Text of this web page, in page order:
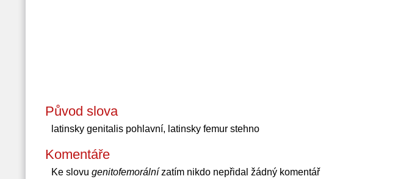
Původ slova
latinsky genitalis pohlavní, latinsky femur stehno
Komentáře
Ke slovu genitofemorálnízatím nikdo nepřidal žádný komentář